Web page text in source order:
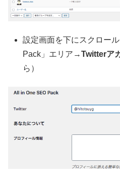
設定画面を下にスクロー
Pack」エリア→Twitterア
ら）